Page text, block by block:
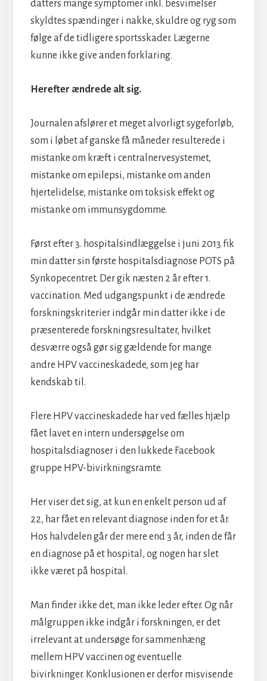
datters mange symptomer inkl. besvimelser
skyldtes spændinger i nakke, skuldre og ryg som
følge af de tidligere sportsskader. Lægerne
kunne ikke give anden forklaring.
Herefter ændrede alt sig.
Journalen afslører et meget alvorligt sygeforløb,
som i løbet af ganske få måneder resulterede i
mistanke om kræft i centralnervesystemet,
mistanke om epilepsi, mistanke om anden
hjertelidelse, mistanke om toksisk effekt og
mistanke om immunsygdomme.
Først efter 3. hospitalsindlæggelse i juni 2013 fik
min datter sin første hospitalsdiagnose POTS på
Synkopecentret. Der gik næsten 2 år efter 1.
vaccination. Med udgangspunkt i de ændrede
forskningskriterier indgår min datter ikke i de
præsenterede forskningsresultater, hvilket
desværre også gør sig gældende for mange
andre HPV vaccineskadede, som jeg har
kendskab til.
Flere HPV vaccineskadede har ved fælles hjælp
fået lavet en intern undersøgelse om
hospitalsdiagnoser i den lukkede Facebook
gruppe HPV-bivirkningsramte.
Her viser det sig, at kun en enkelt person ud af
22, har fået en relevant diagnose inden for et år.
Hos halvdelen går der mere end 3 år, inden de får
en diagnose på et hospital, og nogen har slet
ikke været på hospital.
Man finder ikke det, man ikke leder efter. Og når
målgruppen ikke indgår i forskningen, er det
irrelevant at undersøge for sammenhæng
mellem HPV vaccinen og eventuelle
bivirkninger. Konklusionen er derfor misvisende